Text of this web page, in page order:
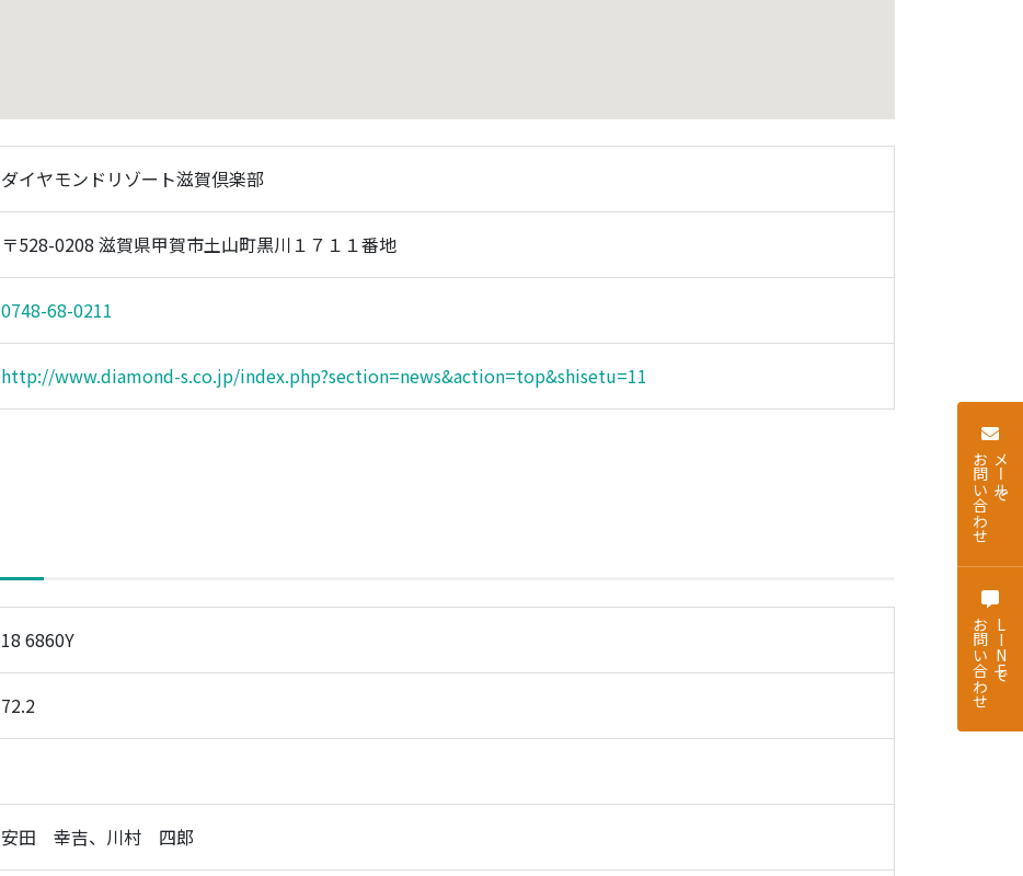
ダイヤモンドリゾート滋賀倶楽部
〒528-0208 滋賀県甲賀市土山町黒川１７１１番地
0748-68-0211
http://www.diamond-s.co.jp/index.php?section=news&action=top&shisetu=11
18 6860Y
72.2
安田 幸吉、川村 四郎
LINEで
お問い合わせ
メールで
お問い合わせ